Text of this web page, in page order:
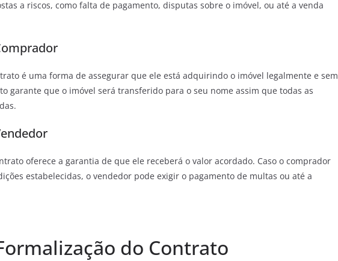
a riscos, como falta de pagamento, disputas sobre o imóvel, ou até a venda
é uma forma de assegurar que ele está adquirindo o imóvel legalmente e sem
garante que o imóvel será transferido para o seu nome assim que todas as
oferece a garantia de que ele receberá o valor acordado. Caso o comprador
estabelecidas, o vendedor pode exigir o pagamento de multas ou até a
do Contrato